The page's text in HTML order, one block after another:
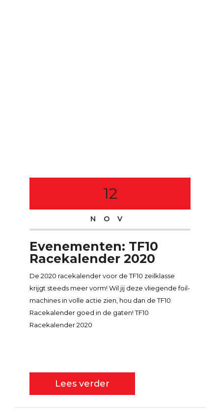
12
NOV
Evenementen: TF10
Racekalender 2020
De 2020 racekalender voor de TF10 zeilklasse
krijgt steeds meer vorm! Wil jij deze vliegende foil-
machines in volle actie zien, hou dan de TF10
Racekalender goed in de gaten! TF10
Racekalender 2020
Lees verder